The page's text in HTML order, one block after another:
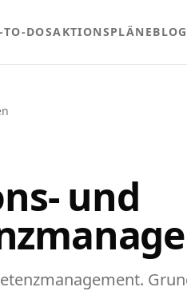
TO-DOSAKTIONSPLÄNEBLOG
und